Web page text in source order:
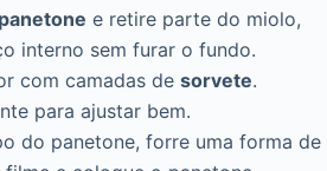
panetone e retire parte do miolo,
interno sem furar o fundo.
com camadas de sorvete.
para ajustar bem.
do panetone, forre uma forma de